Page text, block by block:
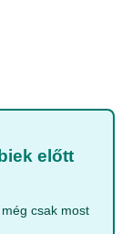
előtt
csak most